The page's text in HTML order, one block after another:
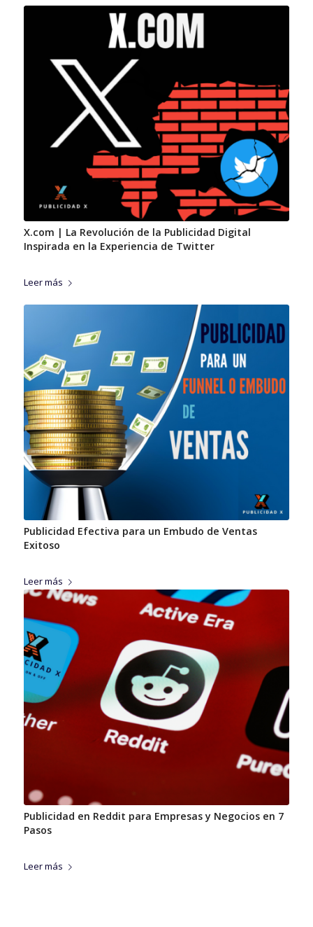
X.com | La Revolución de la Publicidad Digital
Inspirada en la Experiencia de Twitter
Leer más
Publicidad Efectiva para un Embudo de Ventas
Exitoso
Leer más
Publicidad en Reddit para Empresas y Negocios en 7
Pasos
Leer más